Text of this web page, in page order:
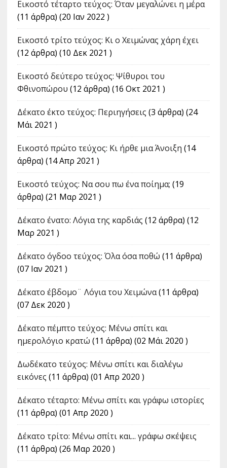
Εικοστό τέταρτο τεύχος: Όταν μεγαλώνει η μέρα
(11 άρθρα) (20 Ιαν 2022 )
Εικοστό τρίτο τεύχος: Κι ο Χειμώνας χάρη έχει
(12 άρθρα) (10 Δεκ 2021 )
Εικοστό δεύτερο τεύχος: Ψίθυροι του
Φθινοπώρου (12 άρθρα) (16 Οκτ 2021 )
Δέκατο έκτο τεύχος: Περιηγήσεις (3 άρθρα) (24
Μάι 2021 )
Εικοστό πρώτο τεύχος: Κι ήρθε μια Άνοιξη (14
άρθρα) (14 Απρ 2021 )
Εικοστό τεύχος: Να σου πω ένα ποίημα; (19
άρθρα) (21 Μαρ 2021 )
Δέκατο ένατο: Λόγια της καρδιάς (12 άρθρα) (12
Μαρ 2021 )
Δέκατο όγδοο τεύχος: Όλα όσα ποθώ (11 άρθρα)
(07 Ιαν 2021 )
Δέκατο έβδομο¨ Λόγια του Χειμώνα(11 άρθρα)
(07 Δεκ 2020 )
Δέκατο πέμπτο τεύχος: Μένω σπίτι και
ημερολόγιο κρατώ (11 άρθρα) (02 Μάι 2020 )
Δωδέκατο τεύχος: Μένω σπίτι και διαλέγω
εικόνες (11 άρθρα) (01 Απρ 2020 )
Δέκατο τέταρτο: Μένω σπίτι και γράφω ιστορίες
(11 άρθρα) (01 Απρ 2020 )
Δέκατο τρίτο: Μένω σπίτι και... γράφω σκέψεις
(11 άρθρα) (26 Μαρ 2020 )